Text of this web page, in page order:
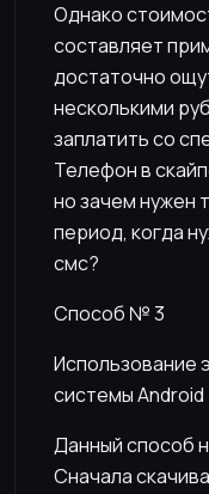
Однако
составляет
достаточно
несколькими
заплатить со
Телефон в
но зачем нужен
период, когда
смс?
Способ № 3
Использование
системы Android
Данный способ
Сначала